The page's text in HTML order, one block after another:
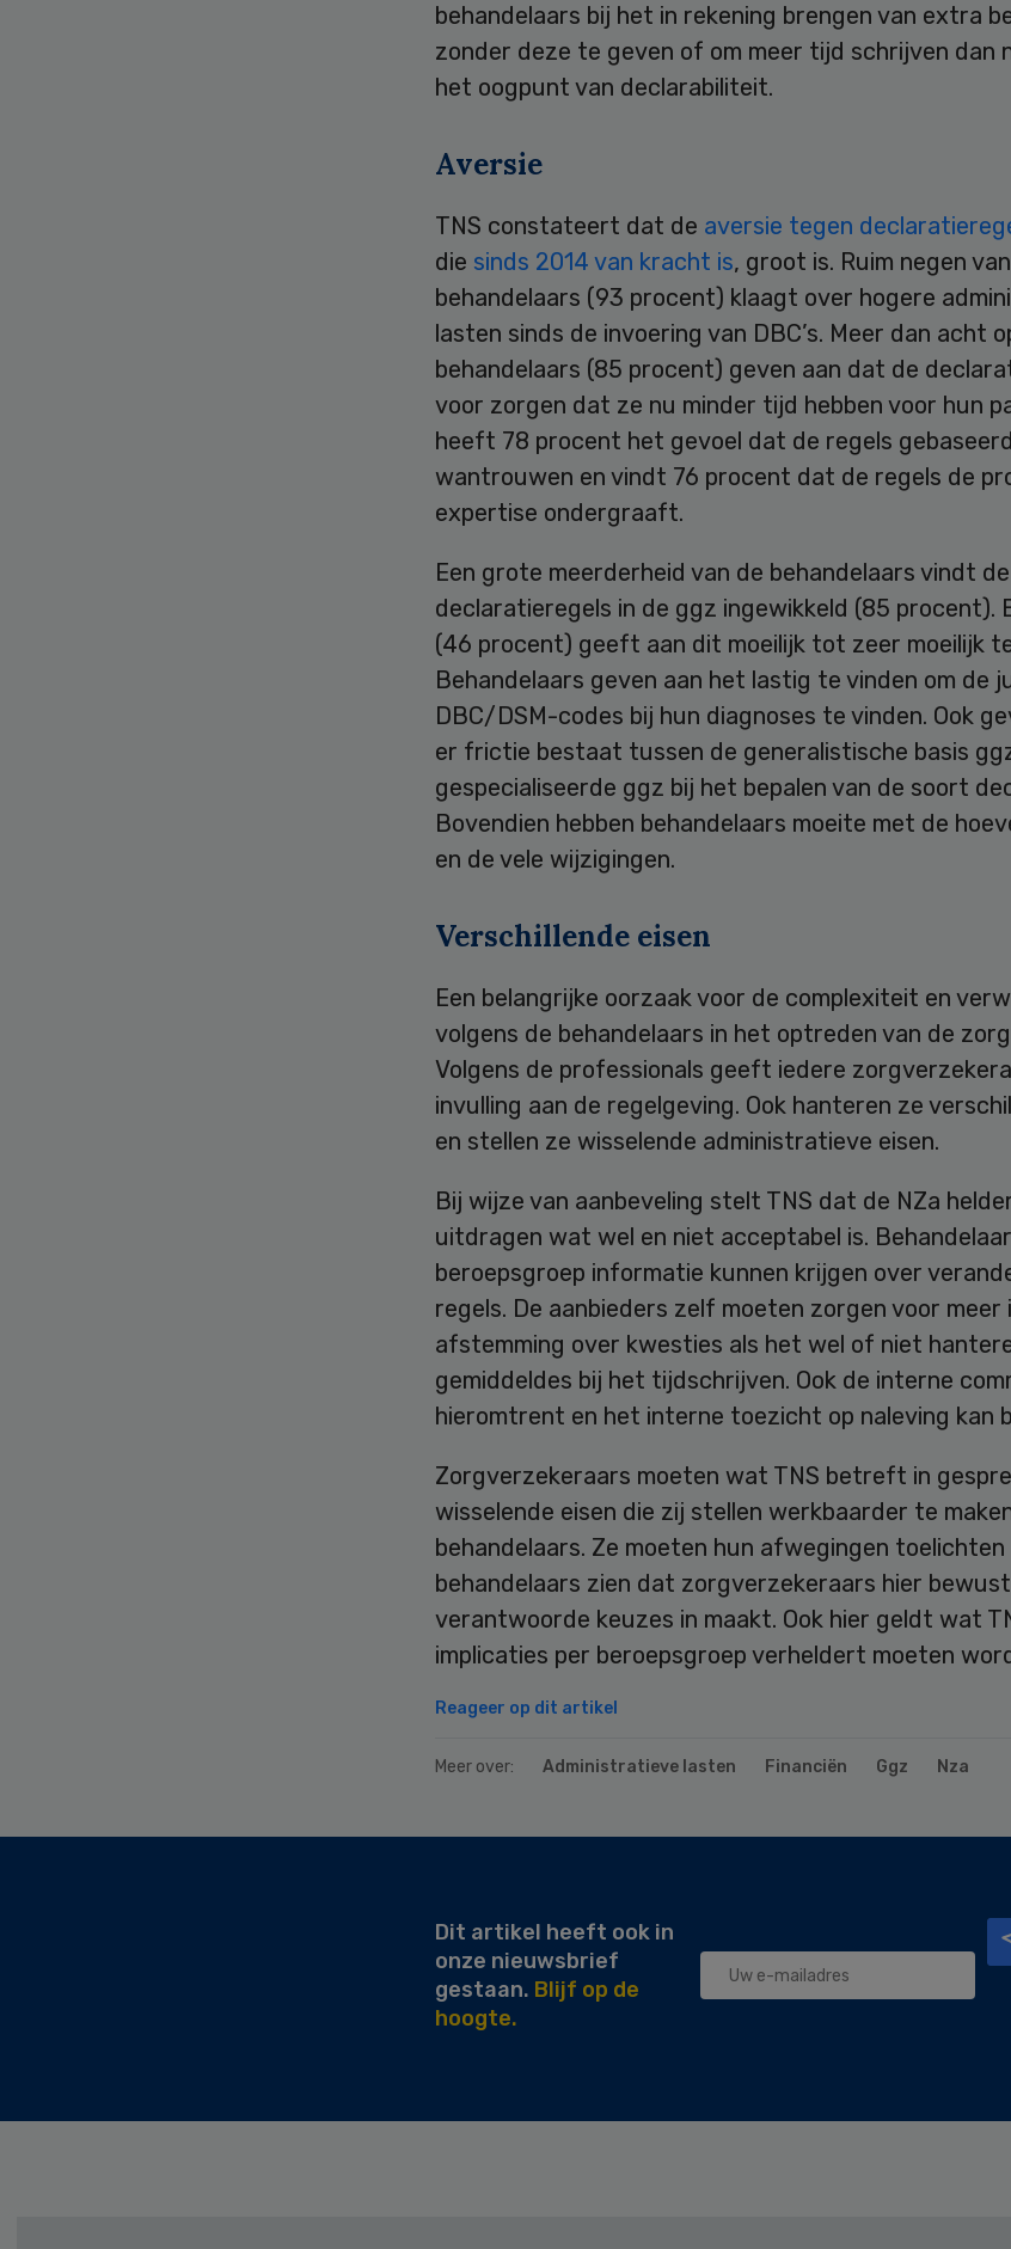
behandelaars bij het in rekening brengen van extra
zonder deze te geven of om meer tijd schrijven dan
het oogpunt van declarabiliteit.
Aversie
TNS constateert dat de aversie tegen
die sinds 2014 van kracht is, groot is. Ruim negen
behandelaars (93 procent) klaagt over hogere
lasten sinds de invoering van DBC’s. Meer dan acht
behandelaars (85 procent) geven aan dat de
voor zorgen dat ze nu minder tijd hebben voor hun
heeft 78 procent het gevoel dat de regels
wantrouwen en vindt 76 procent dat de regels de
expertise ondergraaft.
Een grote meerderheid van de behandelaars vindt de
declaratieregels in de ggz ingewikkeld (85 procent).
(46 procent) geeft aan dit moeilijk tot zeer moeilijk
Behandelaars geven aan het lastig te vinden om de
DBC/DSM-codes bij hun diagnoses te vinden. Ook
er frictie bestaat tussen de generalistische basis
gespecialiseerde ggz bij het bepalen van de soort
Bovendien hebben behandelaars moeite met de
en de vele wijzigingen.
Verschillende eisen
Een belangrijke oorzaak voor de complexiteit en
volgens de behandelaars in het optreden van de
Volgens de professionals geeft iedere
invulling aan de regelgeving. Ook hanteren ze
en stellen ze wisselende administratieve eisen.
Bij wijze van aanbeveling stelt TNS dat de NZa
uitdragen wat wel en niet acceptabel is.
beroepsgroep informatie kunnen krijgen over
regels. De aanbieders zelf moeten zorgen voor meer
afstemming over kwesties als het wel of niet
gemiddeldes bij het tijdschrijven. Ook de interne
hieromtrent en het interne toezicht op naleving kan
Zorgverzekeraars moeten wat TNS betreft in
wisselende eisen die zij stellen werkbaarder te
behandelaars. Ze moeten hun afwegingen
behandelaars zien dat zorgverzekeraars hier
verantwoorde keuzes in maakt. Ook hier geldt wat
implicaties per beroepsgroep verheldert moeten
Reageer op dit artikel
Meer over: Administratieve lasten Financiën Ggz Nza
Dit artikel heeft ook in
onze nieuwsbrief
gestaan. Blijf op de
hoogte.